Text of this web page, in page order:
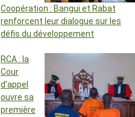
Coopération : Bangui et Rabat
renforcent leur dialogue sur les
défis du développement
RCA : la
Cour
d’appel
ouvre sa
première